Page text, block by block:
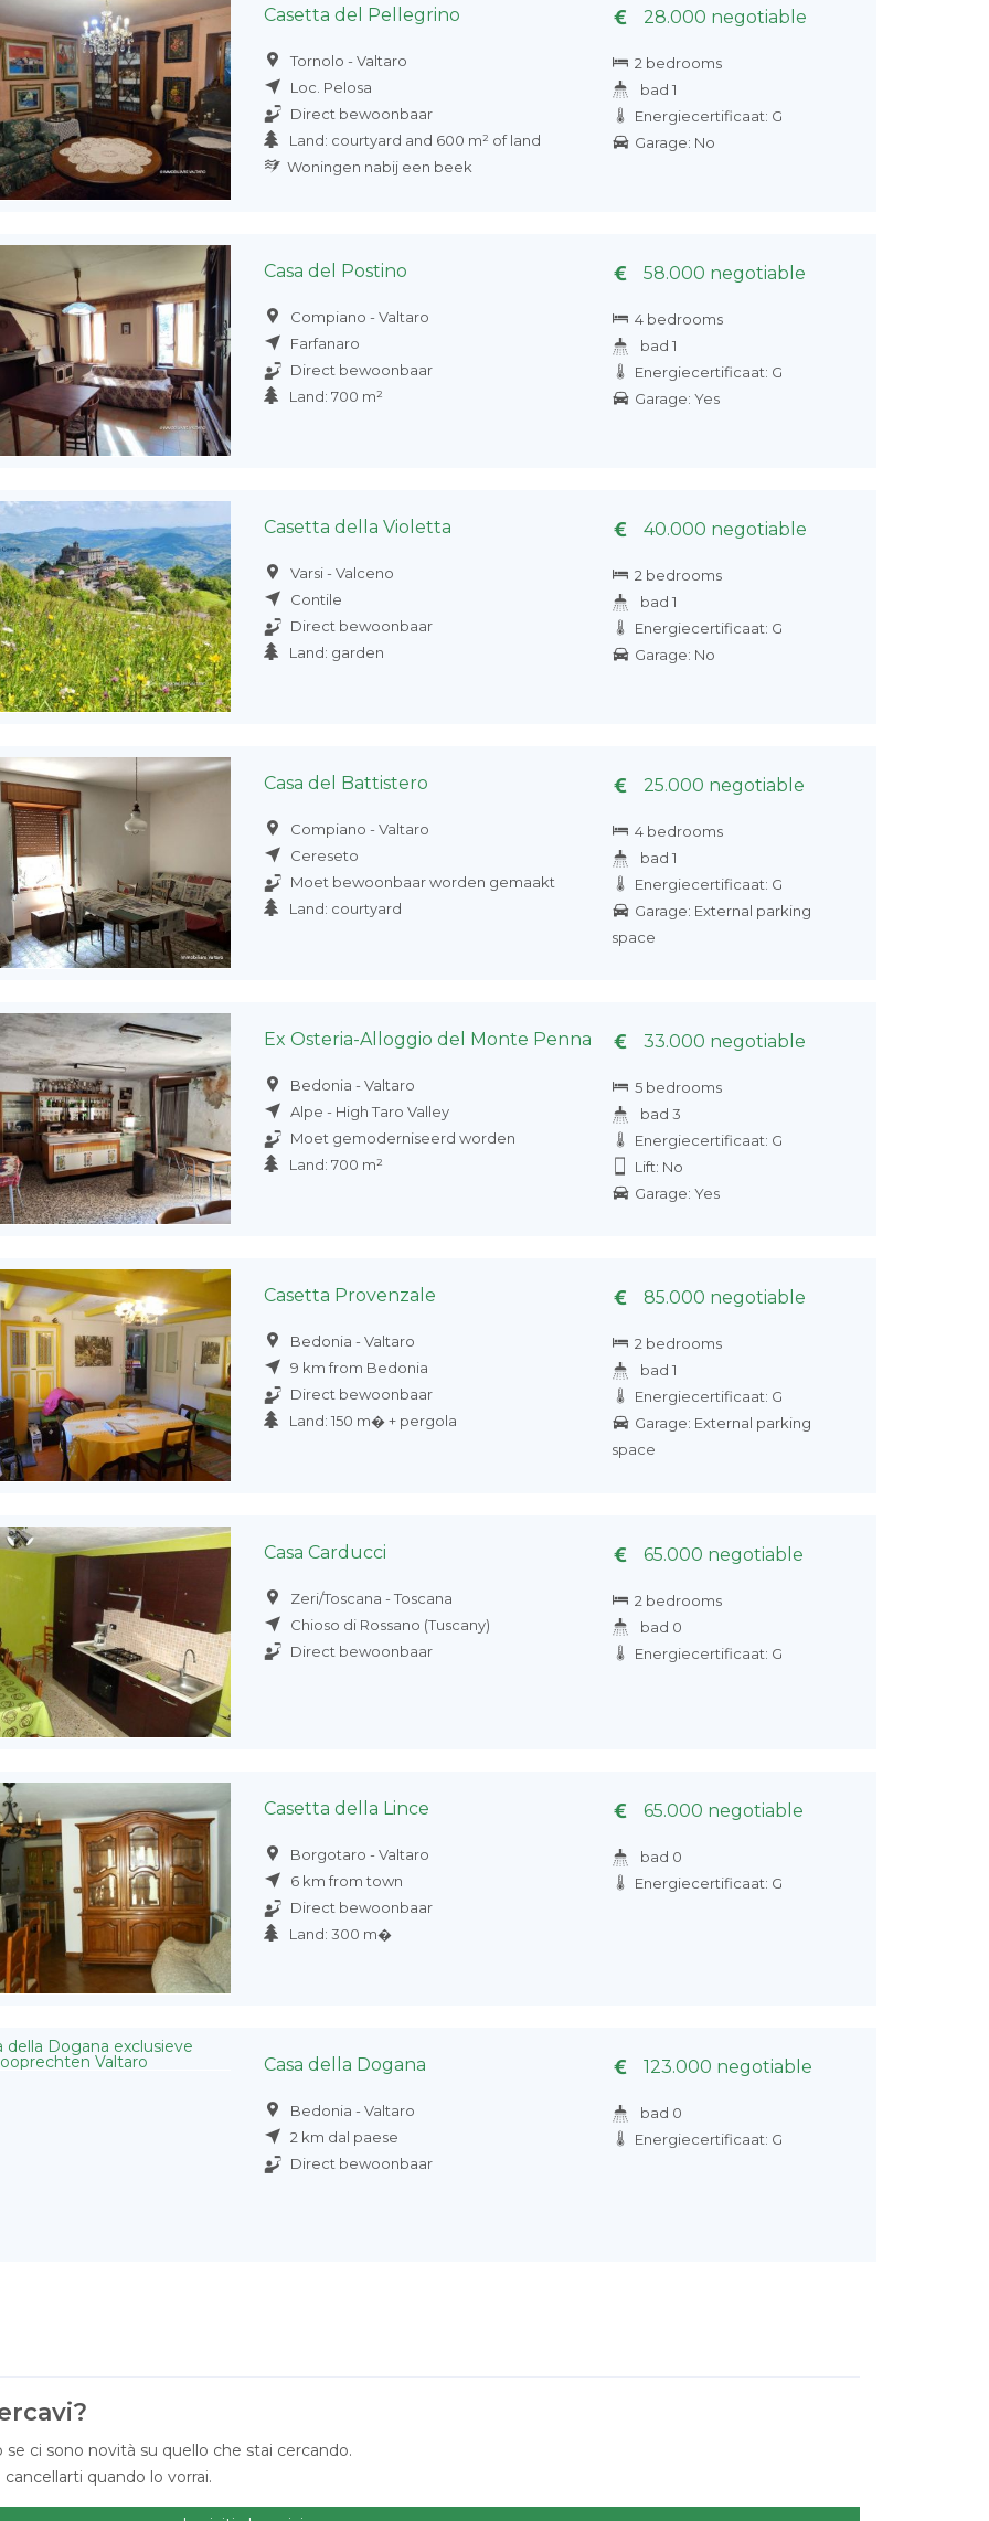
Casetta del Pellegrino
Tornolo - Valtaro
Loc. Pelosa
Direct bewoonbaar
Land: courtyard and 600 m² of land
Woningen nabij een beek
28.000 negotiable
2 bedrooms
bad 1
Energiecertificaat: G
Garage: No
Casa del Postino
Compiano - Valtaro
Farfanaro
Direct bewoonbaar
Land: 700 m²
58.000 negotiable
4 bedrooms
bad 1
Energiecertificaat: G
Garage: Yes
Casetta della Violetta
Varsi - Valceno
Contile
Direct bewoonbaar
Land: garden
40.000 negotiable
2 bedrooms
bad 1
Energiecertificaat: G
Garage: No
Casa del Battistero
Compiano - Valtaro
Cereseto
Moet bewoonbaar worden gemaakt
Land: courtyard
25.000 negotiable
4 bedrooms
bad 1
Energiecertificaat: G
Garage: External parking
space
Ex Osteria-Alloggio del Monte Penna
Bedonia - Valtaro
Alpe - High Taro Valley
Moet gemoderniseerd worden
Land: 700 m²
33.000 negotiable
5 bedrooms
bad 3
Energiecertificaat: G
Lift: No
Garage: Yes
Casetta Provenzale
Bedonia - Valtaro
9 km from Bedonia
Direct bewoonbaar
Land: 150 m� + pergola
85.000 negotiable
2 bedrooms
bad 1
Energiecertificaat: G
Garage: External parking
space
Casa Carducci
Zeri/Toscana - Toscana
Chioso di Rossano (Tuscany)
Direct bewoonbaar
65.000 negotiable
2 bedrooms
bad 0
Energiecertificaat: G
Casetta della Lince
Borgotaro - Valtaro
6 km from town
Direct bewoonbaar
Land: 300 m�
65.000 negotiable
bad 0
Energiecertificaat: G
Casa della Dogana
Bedonia - Valtaro
2 km dal paese
Direct bewoonbaar
123.000 negotiable
bad 0
Energiecertificaat: G
ci sono novità su quello che stai cercando.
quando lo vorrai.